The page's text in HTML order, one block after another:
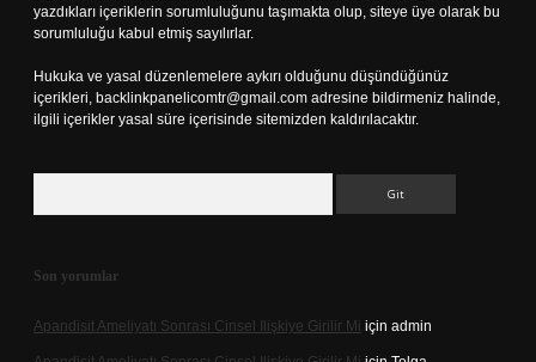
yazdıkları içeriklerin sorumluluğunu taşımakta olup, siteye üye olarak bu
sorumluluğu kabul etmiş sayılırlar.
Hukuka ve yasal düzenlemelere aykırı olduğunu düşündüğünüz
içerikleri, backlinkpanelicomtr@gmail.com adresine bildirmeniz halinde,
ilgili içerikler yasal süre içerisinde sitemizden kaldırılacaktır.
Son yorumlar
Apandisit Ameliyatı Sonrası Cinsel Ilişkiye Girilir Mi için admin